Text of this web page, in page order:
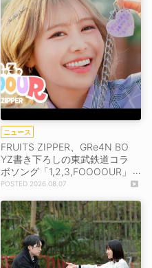
ニュース
FRUITS ZIPPER、GRe4N BO
YZ書き下ろしの東武鉄道コラ
ボソング「1,2,3,FOOOOUR」
をリリース＆MV公開！
2026.08.07